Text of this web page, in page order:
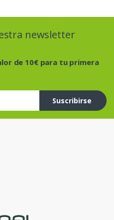
newsletter
de 10€ para tu primera
Suscribirse